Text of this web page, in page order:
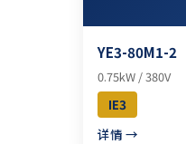
YE3-80M1-2
0.75kW / 380V
IE3
详情 →